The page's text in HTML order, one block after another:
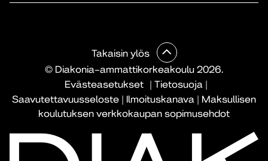
© Diakonia–ammattikorkeakoulu 2026.
Evästeasetukset
| Tietosuoja|
Saavutettavuusseloste | Ilmoituskanava | Maksullisen
koulutuksen verkkokaupan sopimusehdot
Takaisin ylös